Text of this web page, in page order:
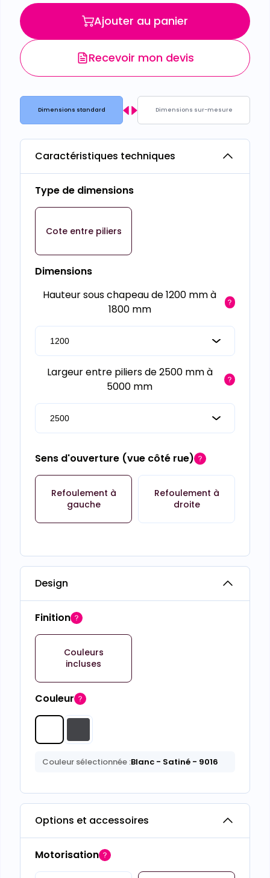
Ajouter au panier
Recevoir mon devis
Dimensions standard Dimensions sur-mesure
Caractéristiques techniques
Type de dimensions
Cote entre piliers
Dimensions
Hauteur sous chapeau de 1200 mm à
1800 mm
Largeur entre piliers de 2500 mm à
5000 mm
Sens d'ouverture (vue côté rue)
Refoulement à
gauche
Refoulement à
droite
Design
Finition
Couleurs
incluses
Couleur
Couleur sélectionnée :Blanc - Satiné - 9016
Options et accessoires
Motorisation